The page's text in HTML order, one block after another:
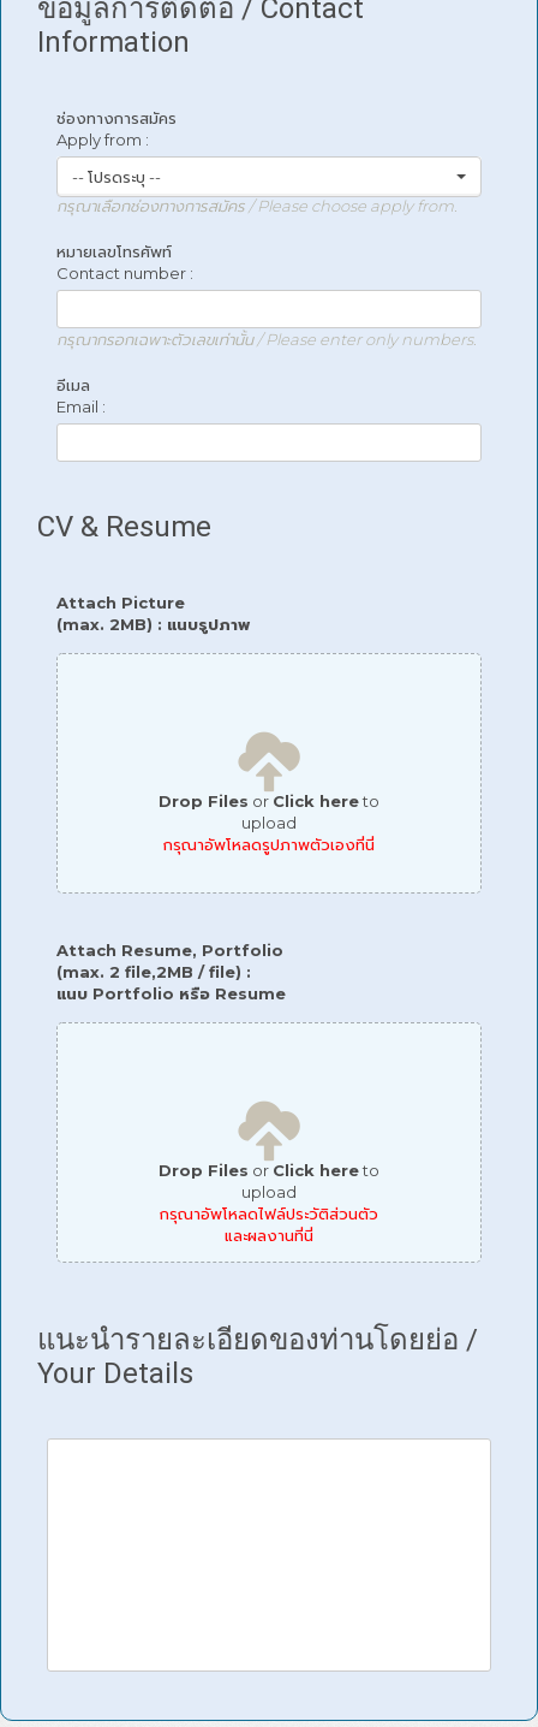
ข้อมูลการติดต่อ / Contact
Information
ช่องทางการสมัคร
Apply from :
-- โปรดระบุ --
กรุณาเลือกช่องทางการสมัคร / Please choose apply from.
หมายเลขโทรศัพท์
Contact number :
กรุณากรอกเฉพาะตัวเลขเท่านั้น / Please enter only numbers.
อีเมล
Email :
CV & Resume
Attach Picture
(max. 2MB) : แนบรูปภาพ
Drop Files or Click hereto
upload
กรุณาอัพโหลดรูปภาพตัวเองที่นี่
Attach Resume, Portfolio
(max. 2 file,2MB / file) :
แนบ Portfolio หรือ Resume
Drop Files or Click hereto
upload
กรุณาอัพโหลดไฟล์ประวัติส่วนตัว
และผลงานที่นี่
แนะนำรายละเอียดของท่านโดยย่อ /
Your Details